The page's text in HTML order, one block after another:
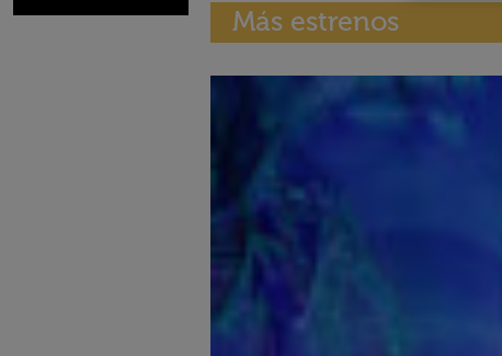
Más estrenos